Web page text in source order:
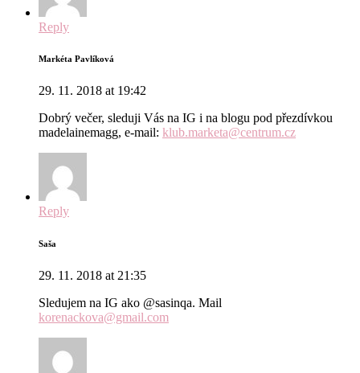
Reply
Markéta Pavlíková
29. 11. 2018 at 19:42
Dobrý večer, sleduji Vás na IG i na blogu pod přezdívkou
madelainemagg, e-mail: klub.marketa@centrum.cz
Reply
Saša
29. 11. 2018 at 21:35
Sledujem na IG ako @sasinqa. Mail
korenackova@gmail.com